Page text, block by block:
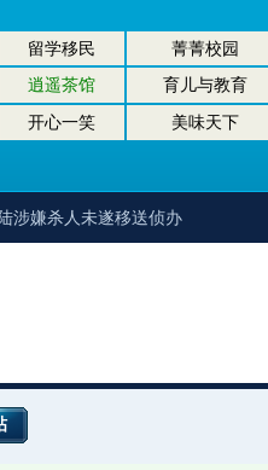
留学移民 菁菁校园
逍遥茶馆 育儿与教育
开心一笑 美味天下
涉嫌杀人未遂移送侦办